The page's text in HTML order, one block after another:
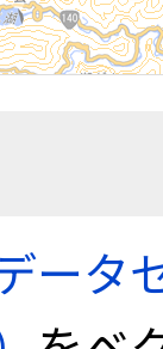
ータ